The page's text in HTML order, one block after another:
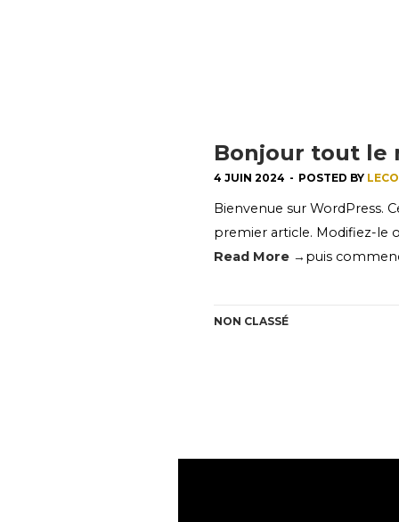
Bonjour tout le
4 JUIN 2024 - POSTED BY
Bienvenue sur WordPress.
premier article. Modifiez-le
puis
Read More →
NON CLASSÉ